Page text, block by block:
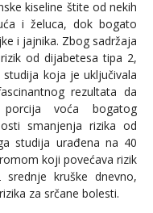
kiseline štite od nekih
i želuca, dok bogato
i jajnika. Zbog sadržaja
od dijabetesa tipa 2,
studija koja je uključivala
rezultata da
voća bogatog
smanjenja rizika od
studija urađena na 40
koji povećava rizik
kruške dnevno,
za srčane bolesti.